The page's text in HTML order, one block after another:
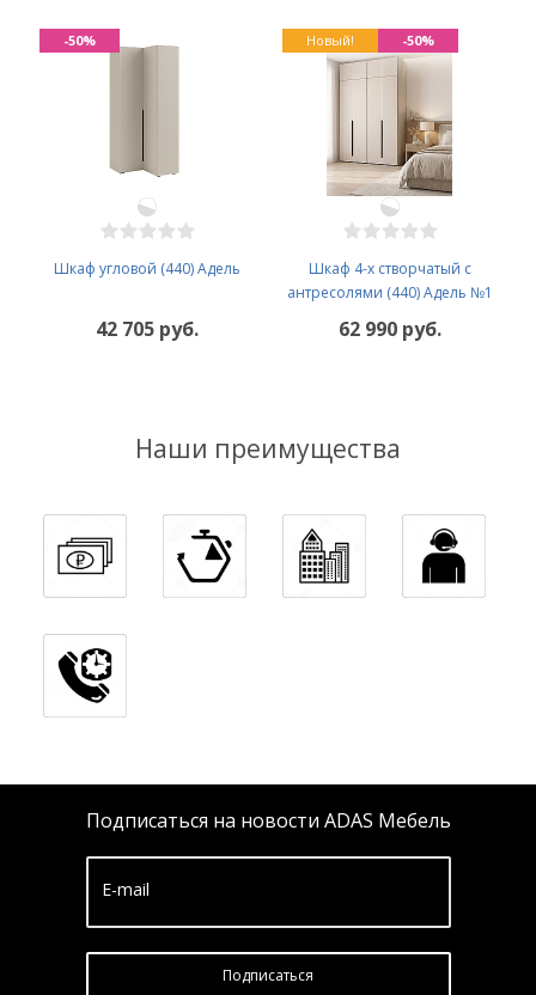
Шкаф угловой (440) Адель
42 705 руб.
-50%
Шкаф 4-х створчатый с
антресолями (440) Адель №1
62 990 руб.
Новый! -50%
Наши преимущества
Подписаться на новости ADAS Мебель
E-mail
Подписатьcя